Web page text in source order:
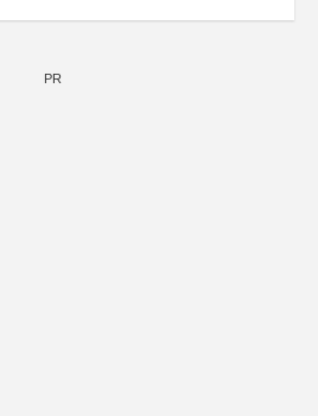
PR